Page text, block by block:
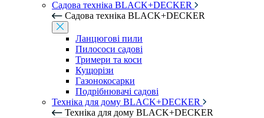
Садова техніка BLACK+DECKER
Садова техніка BLACK+DECKER
Ланцюгові пили
Пилососи садові
Тримери та коси
Кущорізи
Газонокосарки
Подрібнювачі садові
Техніка для дому BLACK+DECKER
Техніка для дому BLACK+DECKER